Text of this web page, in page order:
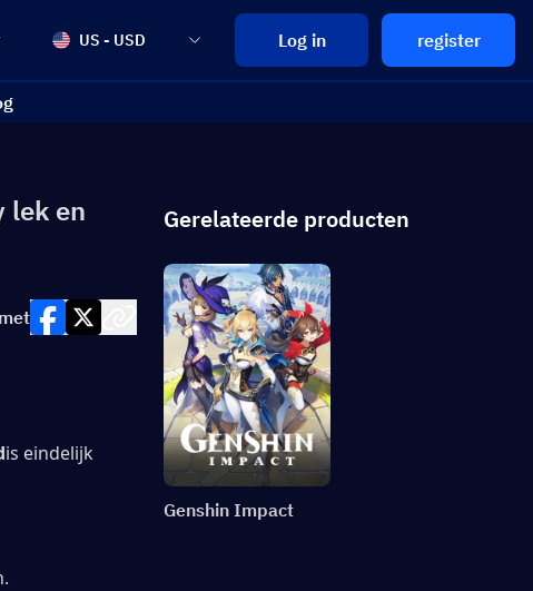
US - USD Log in register
lek en
is eindelijk
Gerelateerde producten
Genshin Impact